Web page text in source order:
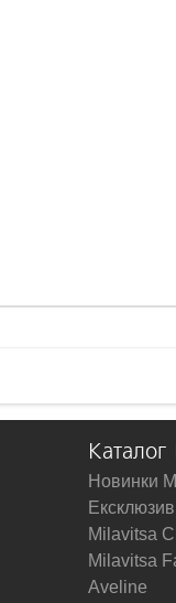
Каталог
Новинки
Milavitsa
Milavitsa
Aveline